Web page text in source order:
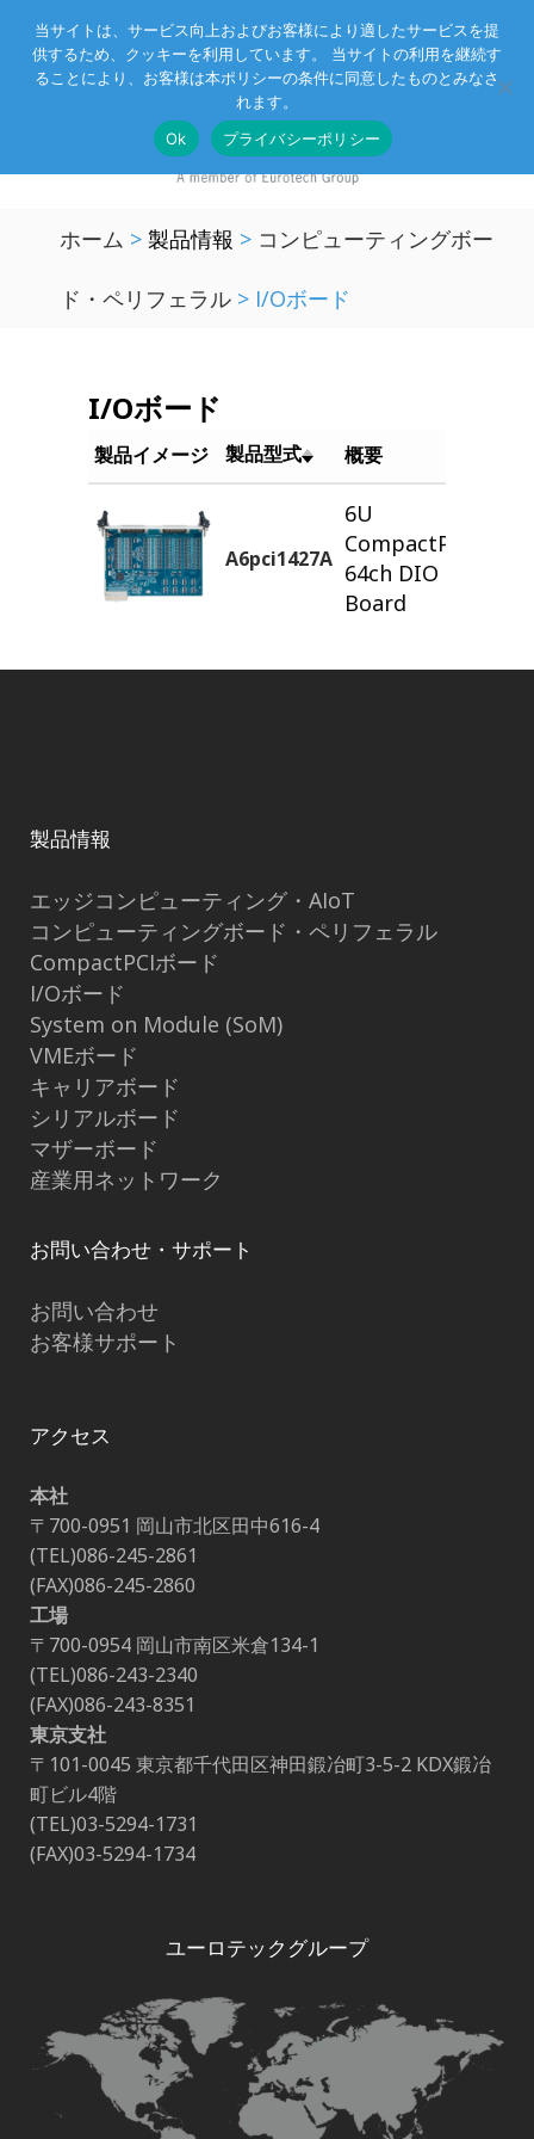
Eurotechグループ お客様サポート お問い合わせ
ホーム > 製品情報 > コンピューティングボー
ド・ペリフェラル > I/Oボード
I/Oボード
製品イメージ 製品型式 概要
A6pci1427A
6U
CompactPCI®
64ch DIO
Board
製品情報
エッジコンピューティング・AIoT
コンピューティングボード・ペリフェラル
CompactPCIボード
I/Oボード
System on Module (SoM)
VMEボード
キャリアボード
シリアルボード
マザーボード
産業用ネットワーク
お問い合わせ・サポート
お問い合わせ
お客様サポート
アクセス
本社
〒700-0951 岡山市北区田中616-4
(TEL)086-245-2861
(FAX)086-245-2860
工場
〒700-0954 岡山市南区米倉134-1
(TEL)086-243-2340
(FAX)086-243-8351
東京支社
〒101-0045 東京都千代田区神田鍛冶町3-5-2 KDX鍛冶
町ビル4階
(TEL)03-5294-1731
(FAX)03-5294-1734
ユーロテックグループ
当サイトは、サービス向上およびお客様により適したサービスを提
供するため、クッキーを利用しています。 当サイトの利用を継続す
ることにより、お客様は本ポリシーの条件に同意したものとみなさ
れます。
Ok
プライバシーポリシー